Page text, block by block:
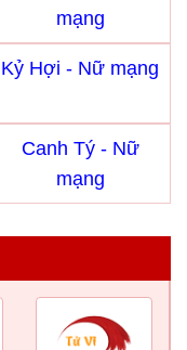
mạng
Kỷ Hợi - Nữ mạng
Canh Tý - Nữ
mạng